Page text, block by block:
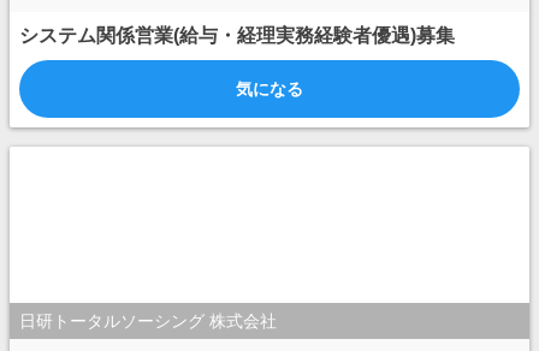
システム関係営業(給与・経理実務経験者優遇)募集
気になる
日研トータルソーシング 株式会社